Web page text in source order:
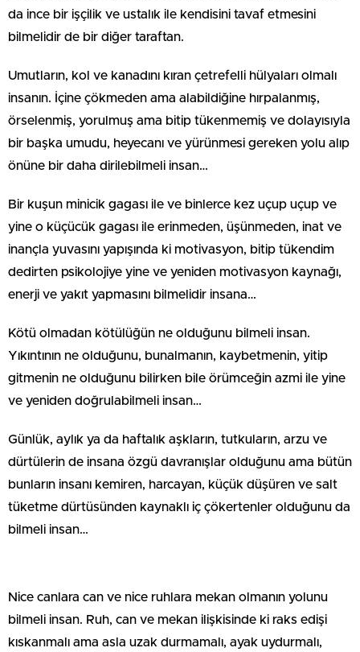
da ince bir işçilik ve ustalık ile kendisini tavaf etmesini
bilmelidir de bir diğer taraftan.
Umutların, kol ve kanadını kıran çetrefelli hülyaları olmalı
insanın. İçine çökmeden ama alabildiğine hırpalanmış,
örselenmiş, yorulmuş ama bitip tükenmemiş ve dolayısıyla
bir başka umudu, heyecanı ve yürünmesi gereken yolu alıp
önüne bir daha dirilebilmeli insan…
Bir kuşun minicik gagası ile ve binlerce kez uçup uçup ve
yine o küçücük gagası ile erinmeden, üşünmeden, inat ve
inançla yuvasını yapışında ki motivasyon, bitip tükendim
dedirten psikolojiye yine ve yeniden motivasyon kaynağı,
enerji ve yakıt yapmasını bilmelidir insana…
Kötü olmadan kötülüğün ne olduğunu bilmeli insan.
Yıkıntının ne olduğunu, bunalmanın, kaybetmenin, yitip
gitmenin ne olduğunu bilirken bile örümceğin azmi ile yine
ve yeniden doğrulabilmeli insan…
Günlük, aylık ya da haftalık aşkların, tutkuların, arzu ve
dürtülerin de insana özgü davranışlar olduğunu ama bütün
bunların insanı kemiren, harcayan, küçük düşüren ve salt
tüketme dürtüsünden kaynaklı iç çökertenler olduğunu da
bilmeli insan…
Nice canlara can ve nice ruhlara mekan olmanın yolunu
bilmeli insan. Ruh, can ve mekan ilişkisinde ki raks edişi
kıskanmalı ama asla uzak durmamalı, ayak uydurmalı,